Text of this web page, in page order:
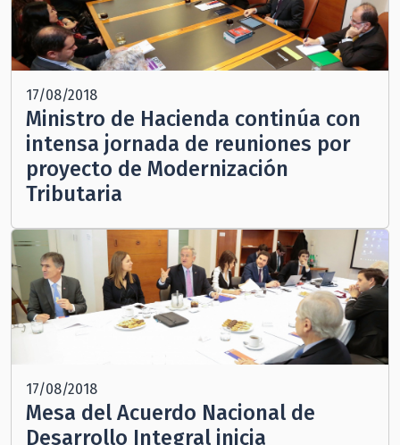
17/08/2018
Ministro de Hacienda continúa con
intensa jornada de reuniones por
proyecto de Modernización
Tributaria
17/08/2018
Mesa del Acuerdo Nacional de
Desarrollo Integral inicia